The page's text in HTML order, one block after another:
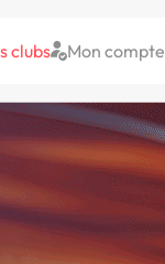
clubs Mon compte